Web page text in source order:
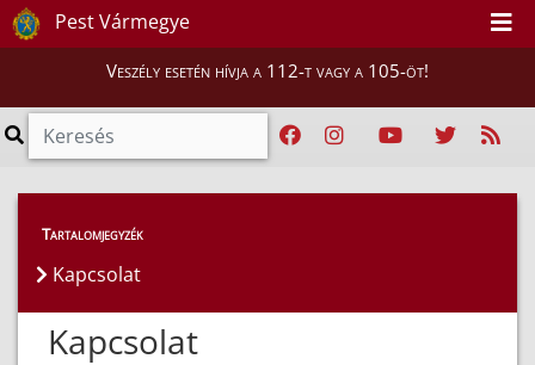
Pest Vármegye
Veszély esetén hívja a 112-t vagy a 105-öt!
Tartalomjegyzék
Kapcsolat
Kapcsolat